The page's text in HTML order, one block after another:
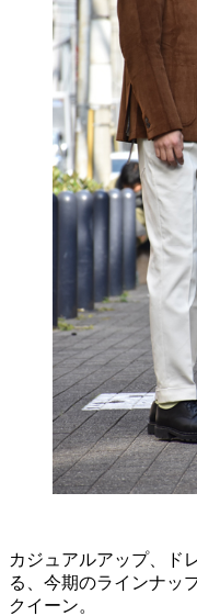
カジュアルアップ、ド
る、今期のラインナッ
クイーン。